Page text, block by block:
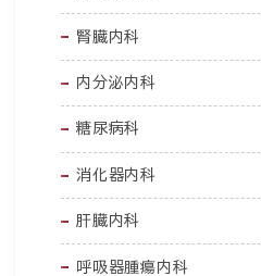
腎臓内科
内分泌内科
糖尿病科
消化器内科
肝臓内科
呼吸器腫瘍内科